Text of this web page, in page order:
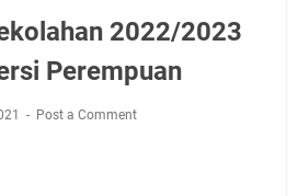
2022/2023
Perempuan
Post a Comment